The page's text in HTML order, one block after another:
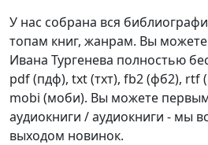
У нас собрана вся
топам книг, жанрам. Вы можете
Ивана Тургенева полностью
pdf (пдф), txt (тхт), fb2 (фб2), rtf
mobi (моби). Вы можете
аудиокниги / аудиокниги - мы
выходом новинок.